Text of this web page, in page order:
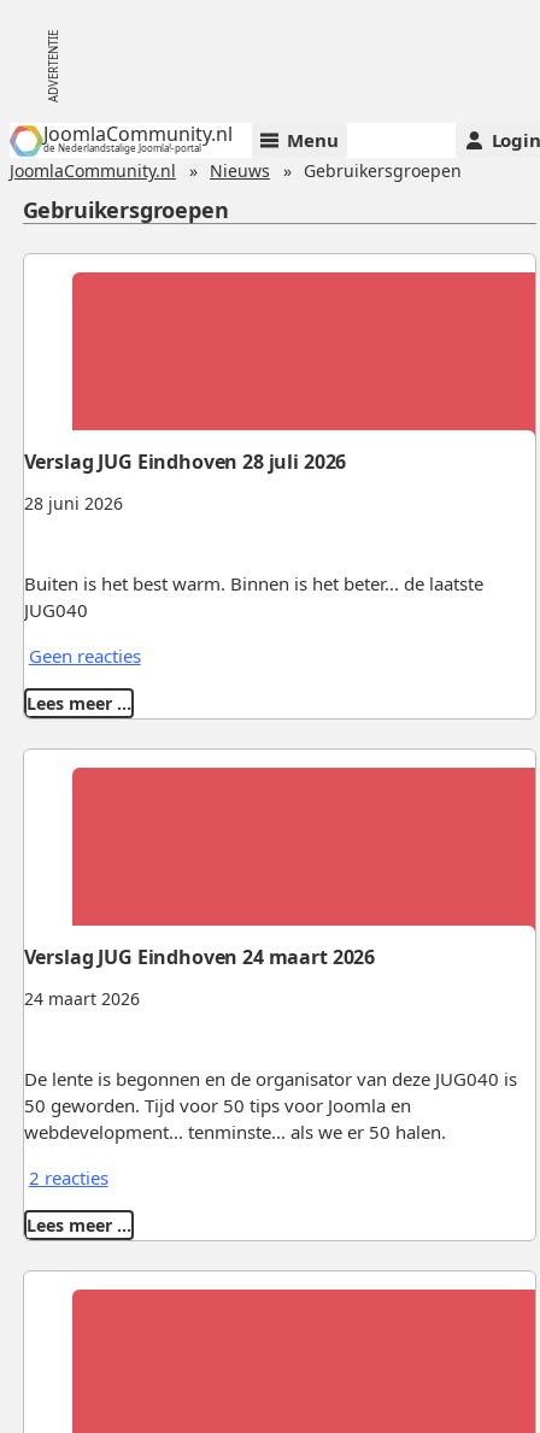
JoomlaCommunity.nl
de Nederlandstalige Joomla!-portal Menu Login
JoomlaCommunity.nl Nieuws Gebruikersgroepen
Gebruikersgroepen
28 juni 2026
Verslag JUG Eindhoven 28 juli 2026
Buiten is het best warm. Binnen is het beter... de laatste
JUG040
Geen reacties
Lees meer …
24 maart 2026
Verslag JUG Eindhoven 24 maart 2026
De lente is begonnen en de organisator van deze JUG040 is
50 geworden. Tijd voor 50 tips voor Joomla en
webdevelopment... tenminste... als we er 50 halen.
2 reacties
Lees meer …